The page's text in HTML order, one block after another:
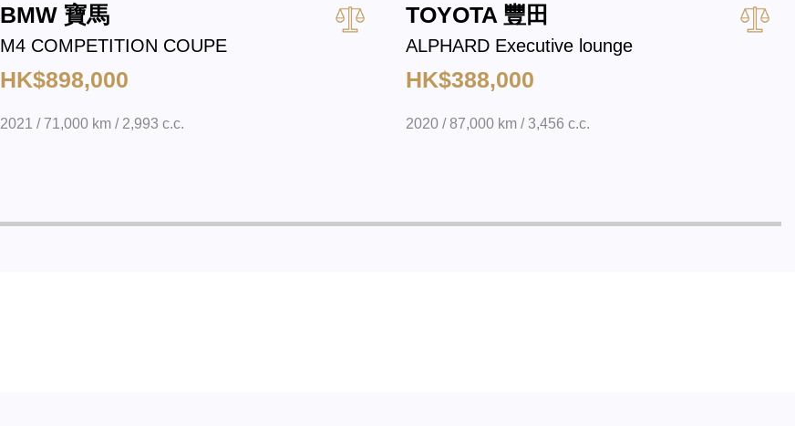
BMW 寶馬
M4 COMPETITION COUPE
HK$898,000
2021 / 71,000 km / 2,993 c.c.
TOYOTA 豐田
ALPHARD Executive lounge
HK$388,000
2020 / 87,000 km / 3,456 c.c.